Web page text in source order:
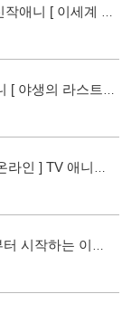
애니 [ 이세계 전
[ 야생의 라스트
공개
인 ] TV 애니메
시작하는 이세
공개